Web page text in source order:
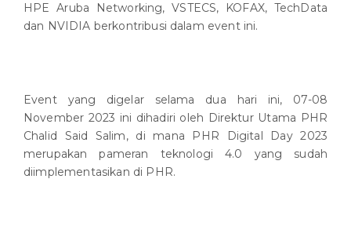
HPE Aruba Networking, VSTECS, KOFAX, TechData
dan NVIDIA berkontribusi dalam event ini.
Event yang digelar selama dua hari ini, 07-08
November 2023 ini dihadiri oleh Direktur Utama PHR
Chalid Said Salim, di mana PHR Digital Day 2023
merupakan pameran teknologi 4.0 yang sudah
diimplementasikan di PHR.